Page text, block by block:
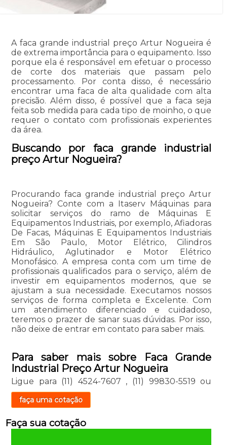
A faca grande industrial preço Artur Nogueira é
de extrema importância para o equipamento. Isso
porque ela é responsável em efetuar o processo
de corte dos materiais que passam pelo
processamento. Por conta disso, é necessário
encontrar uma faca de alta qualidade com alta
precisão. Além disso, é possível que a faca seja
feita sob medida para cada tipo de moinho, o que
requer o contato com profissionais experientes
da área.
Buscando por faca grande industrial
preço Artur Nogueira?
Procurando faca grande industrial preço Artur
Nogueira? Conte com a Itaserv Máquinas para
solicitar serviços do ramo de Máquinas E
Equipamentos Industriais, por exemplo, Afiadoras
De Facas, Máquinas E Equipamentos Industriais
Em São Paulo, Motor Elétrico, Cilindros
Hidráulico, Aglutinador e Motor Elétrico
Monofásico. A empresa conta com um time de
profissionais qualificados para o serviço, além de
investir em equipamentos modernos, que se
ajustam a sua necessidade. Executamos nossos
serviços de forma completa e Excelente. Com
um atendimento diferenciado e cuidadoso,
teremos o prazer de sanar suas dúvidas. Por isso,
não deixe de entrar em contato para saber mais.
Para saber mais sobre Faca Grande
Industrial Preço Artur Nogueira
Ligue para (11) 4524-7607 , (11) 99830-5519 ou
faça uma cotação
Faça sua cotação